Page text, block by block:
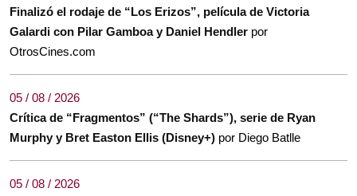
Finalizó el rodaje de “Los Erizos”, película de Victoria
Galardi con Pilar Gamboa y Daniel Hendler por
OtrosCines.com
05 / 08 / 2026
Crítica de “Fragmentos” (“The Shards”), serie de Ryan
Murphy y Bret Easton Ellis (Disney+) por Diego Batlle
05 / 08 / 2026